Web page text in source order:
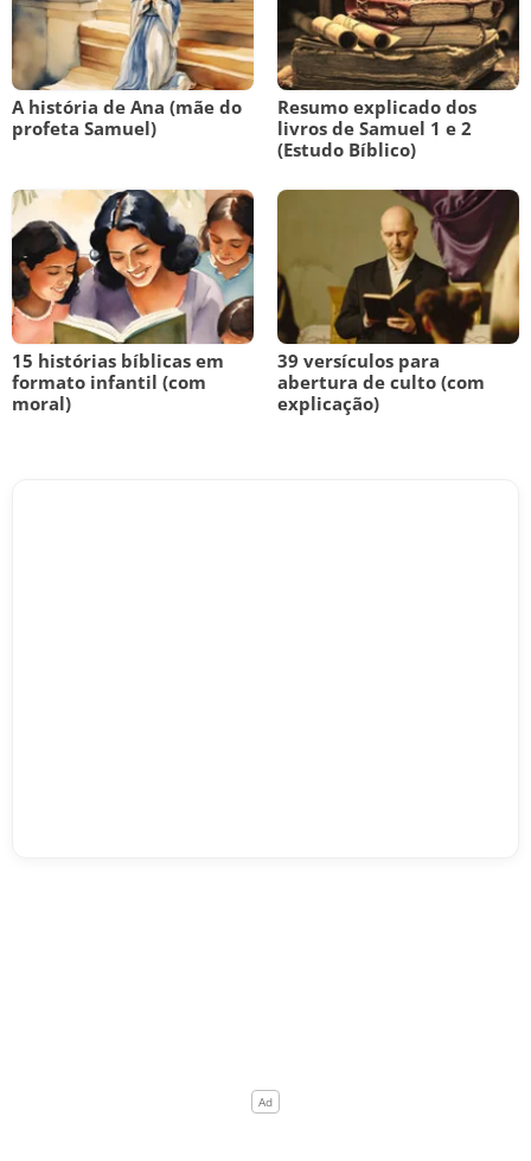
A história de Ana (mãe do
profeta Samuel)
Resumo explicado dos
livros de Samuel 1 e 2
(Estudo Bíblico)
15 histórias bíblicas em
formato infantil (com
moral)
39 versículos para
abertura de culto (com
explicação)